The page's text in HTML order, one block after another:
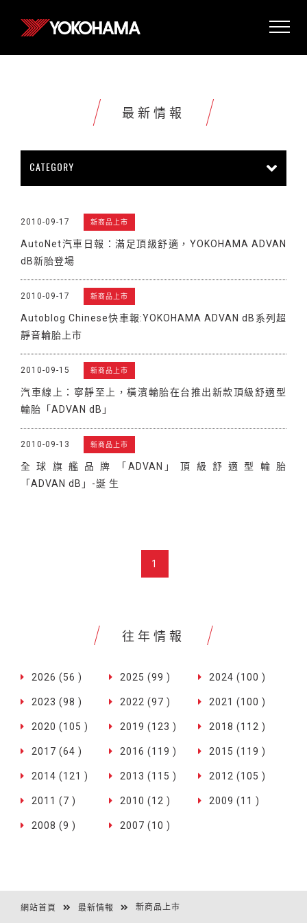
最新情報
CATEGORY
販促活動 技術新知
賽車活動
2010-09-17 新商品上市
AutoNet汽車日報：滿足頂級舒適，YOKOHAMA ADVAN
dB新胎登場
2010-09-17 新商品上市
Autoblog Chinese快車報:YOKOHAMA ADVAN dB系列超
靜音輪胎上市
2010-09-15 新商品上市
汽車線上：寧靜至上，橫濱輪胎在台推出新款頂級舒適型
輪胎「ADVAN dB」
2010-09-13 新商品上市
全 球 旗 艦 品 牌 「ADVAN」 頂 級 舒 適 型 輪 胎
「ADVAN dB」-誕 生
1
往年情報
2026 (56 ) 2025 (99 ) 2024 (100 )
2023 (98 ) 2022 (97 ) 2021 (100 )
2020 (105 ) 2019 (123 ) 2018 (112 )
2017 (64 ) 2016 (119 ) 2015 (119 )
2014 (121 ) 2013 (115 ) 2012 (105 )
2011 (7 ) 2010 (12 ) 2009 (11 )
2008 (9 ) 2007 (10 )
網站首頁 最新情報 新商品上市